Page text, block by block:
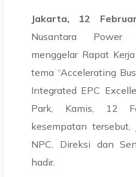
Jakarta, 12
Nusantara Power
menggelar Rapat
tema “Accelerating
Integrated EPC
Park, Kamis, 12
kesempatan tersebut,
NPC, Direksi dan
hadir.